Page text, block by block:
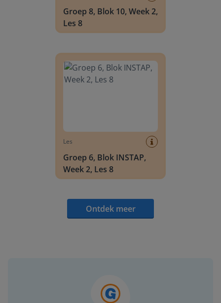
Groep 8, Blok 10, Week 2,
Les 8
Les
Groep 6, Blok INSTAP,
Week 2, Les 8
Ontdek meer